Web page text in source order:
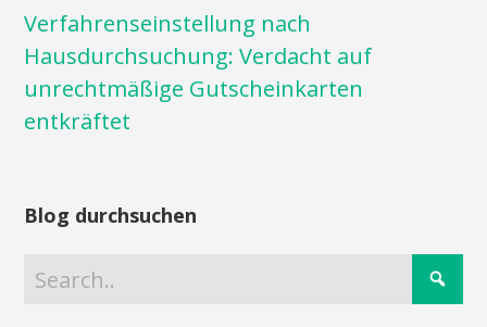
Verfahrenseinstellung nach
Hausdurchsuchung: Verdacht auf
unrechtmäßige Gutscheinkarten
entkräftet
Blog durchsuchen